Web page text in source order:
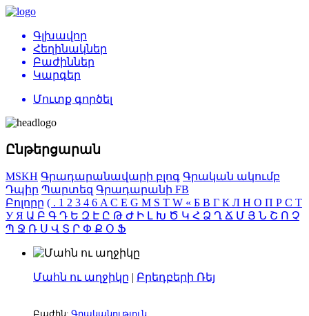
Գլխավոր
Հեղինակներ
Բաժիններ
Կարգեր
Մուտք գործել
Ընթերցարան
MSKH Գրադարանավարի բլոգ Գրական ակումբ
Դպիր Պարտեզ Գրադարանի FB
Բոլորը ( . 1 2 3 4 6 AC E G M S T W « Б В Г К Л Н О П Р С Т
УЯ Ա Բ Գ Դ Ե Զ Է Ը Թ Ժ Ի Լ Խ Ծ Կ Հ Ձ Ղ Ճ Մ Յ Ն Շ Ո Չ
Պ Ջ Ռ Ս Վ Տ Ր Փ Ք Օ Ֆ
Մահն ու աղջիկը | Բրեդբերի Ռեյ
Բաժին: Գրականություն